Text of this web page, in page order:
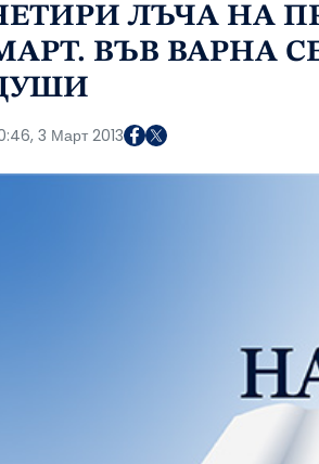
ЛЪЧА НА
ВЪВ ВАРНА
3 Март 2013